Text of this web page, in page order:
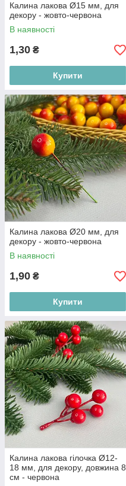
Калина лакова Ø15 мм, для
декору - жовто-червона
В наявності
1,30 ₴
Купити
Калина лакова Ø20 мм, для
декору - жовто-червона
В наявності
1,90 ₴
Купити
Калина лакова гілочка Ø12-
18 мм, для декору, довжина 8
см - червона